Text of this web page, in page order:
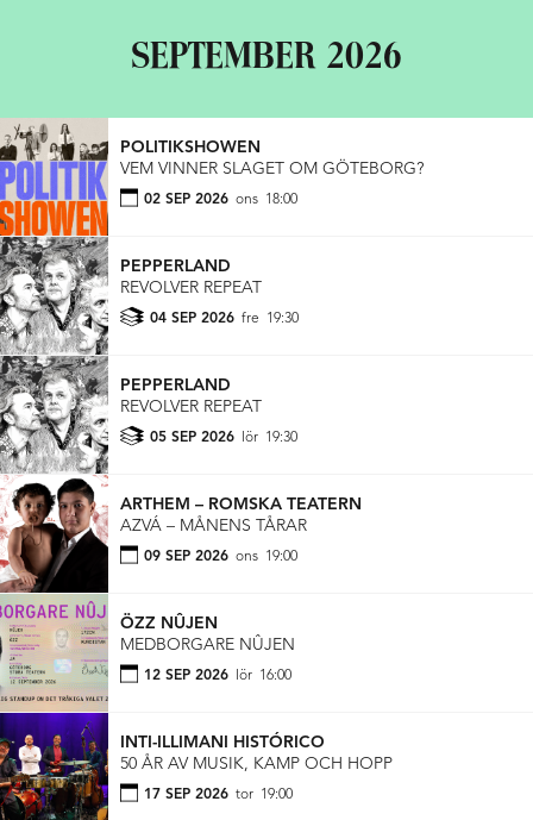
SEPTEMBER 2026
POLITIKSHOWEN
VEM VINNER SLAGET OM GÖTEBORG?
02 SEP 2026 ons 18:00
PEPPERLAND
REVOLVER REPEAT
04 SEP 2026 fre 19:30
PEPPERLAND
REVOLVER REPEAT
05 SEP 2026 lör 19:30
ARTHEM – ROMSKA TEATERN
AZVÁ – MÅNENS TÅRAR
09 SEP 2026 ons 19:00
ÖZZ NÛJEN
MEDBORGARE NÛJEN
12 SEP 2026 lör 16:00
INTI-ILLIMANI HISTÓRICO
50 ÅR AV MUSIK, KAMP OCH HOPP
17 SEP 2026 tor 19:00